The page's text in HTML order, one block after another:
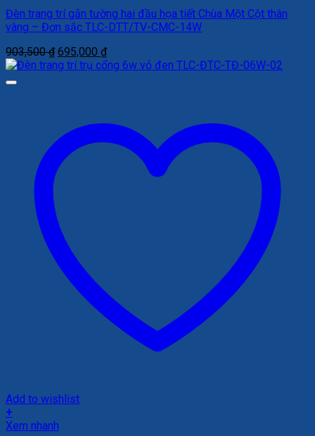
Đèn trang trí gắn tường hai đầu họa tiết Chùa Một Cột thân
vàng – Đơn sắc TLC-DTT/TV-CMC-14W
903,500₫ Giá
gốc
695,000 ₫Giá
hiện
Add to wishlist
+
Xem nhanh